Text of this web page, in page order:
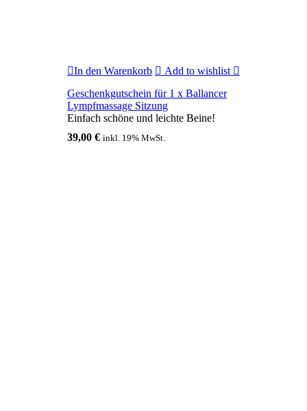
In den Warenkorb
Add to wishlist
Geschenkgutschein für 1 x Ballancer
Lympfmassage Sitzung
Einfach schöne und leichte Beine!
39,00 € inkl. 19% MwSt.